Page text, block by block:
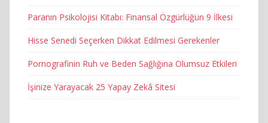
Paranın Psikolojisi Kitabı: Finansal Özgürlüğün 9 İlkesi
Hisse Senedi Seçerken Dikkat Edilmesi Gerekenler
Pornografinin Ruh ve Beden Sağlığına Olumsuz Etkileri
İşinize Yarayacak 25 Yapay Zekâ Sitesi